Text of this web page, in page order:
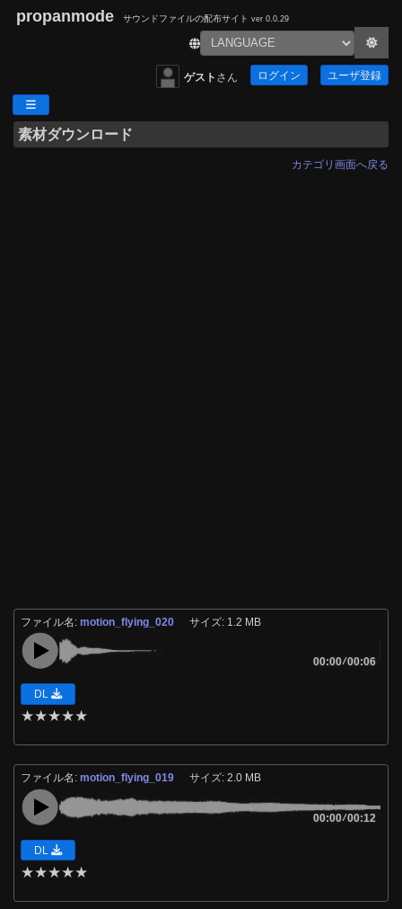
propanmode サウンドファイルの配布サイト ver 0.0.29
ゲスト さん ログイン ユーザ登録
素材ダウンロード
カテゴリ画面へ戻る
ファイル名:motion_flying_020 サイズ: 1.2 MB
00:00/00:06
DL
★★★★★
ファイル名:motion_flying_019 サイズ: 2.0 MB
00:00/00:12
DL
★★★★★